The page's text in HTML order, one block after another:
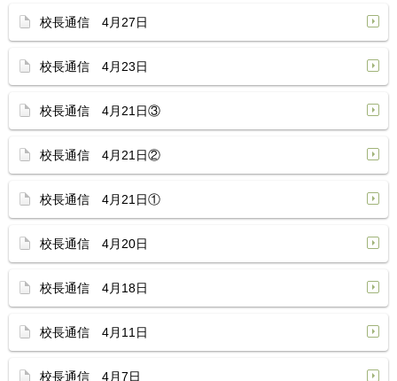
校長通信 4月27日
校長通信 4月23日
校長通信 4月21日③
校長通信 4月21日②
校長通信 4月21日①
校長通信 4月20日
校長通信 4月18日
校長通信 4月11日
校長通信 4月7日